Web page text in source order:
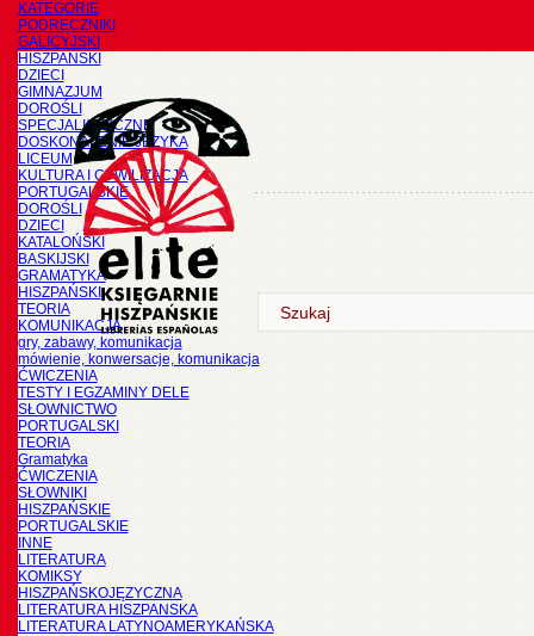
KATEGORIE
PODRĘCZNIKI
GALICYJSKI
HISZPAŃSKI
DZIECI
GIMNAZJUM
DOROŚLI
SPECJALISTYCZNE
DOSKONALENIE JĘZYKA
LICEUM
KULTURA I CYWILIZACJA
PORTUGALSKIE
DOROŚLI
DZIECI
KATALOŃSKI
BASKIJSKI
GRAMATYKA
HISZPAŃSKI
TEORIA
KOMUNIKACJA
gry, zabawy, komunikacja
mówienie, konwersacje, komunikacja
ĆWICZENIA
TESTY I EGZAMINY DELE
SŁOWNICTWO
PORTUGALSKI
TEORIA
Gramatyka
ĆWICZENIA
SŁOWNIKI
HISZPAŃSKIE
PORTUGALSKIE
INNE
LITERATURA
KOMIKSY
HISZPAŃSKOJĘZYCZNA
LITERATURA HISZPANSKA
LITERATURA LATYNOAMERYKAŃSKA